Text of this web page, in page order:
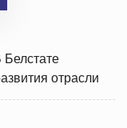
Белстате
отрасли